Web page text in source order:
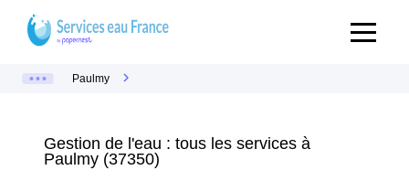
Paulmy
Gestion de l'eau : tous les services à
Paulmy (37350)